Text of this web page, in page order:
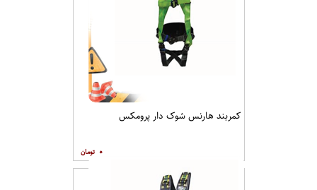
کمربند هارنس شوک دار پرومکس
۰